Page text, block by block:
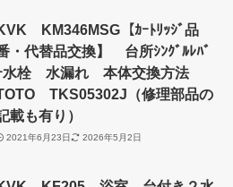
KM346MSG【ｶｰﾄﾘｯｼﾞ品
・代替品交換】 台所ｼﾝｸﾞﾙﾚﾊﾞ
水栓 水漏れ 本体交換方法
TKS05302J（修理部品の
載も有り）
2021年6月23日 2026年5月2日